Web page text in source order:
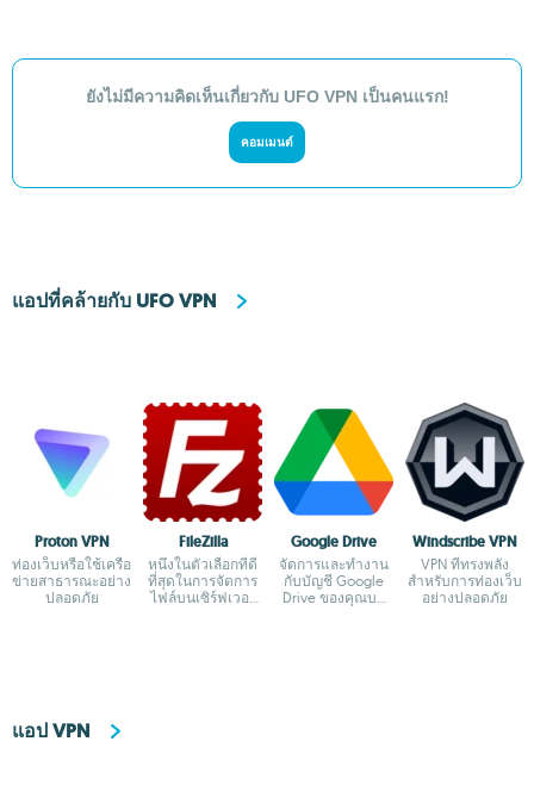
ยังไม่มีความคิดเห็นเกี่ยวกับ UFO VPN เป็นคนแรก!
คอมเมนต์
แอปที่คล้ายกับ UFO VPN
Proton VPN
ท่องเว็บหรือใช้เครือ
ข่ายสาธารณะอย่าง
ปลอดภัย
FileZilla
หนึ่งในตัวเลือกที่ดี
ที่สุดในการจัดการ
ไฟล์บนเซิร์ฟเวอร์
Google Drive
จัดการและทำงาน
กับบัญชี Google
Drive ของคุณบน
Windscribe VPN
VPN ที่ทรงพลัง
สำหรับการท่องเว็บ
อย่างปลอดภัย
แอป VPN